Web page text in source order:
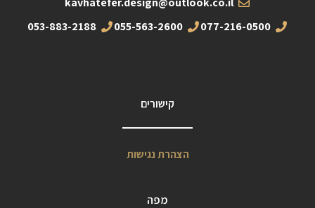
077-216-0500
055-563-2600
053-883-2188
קישורים
הצהרת נגישות
מפה